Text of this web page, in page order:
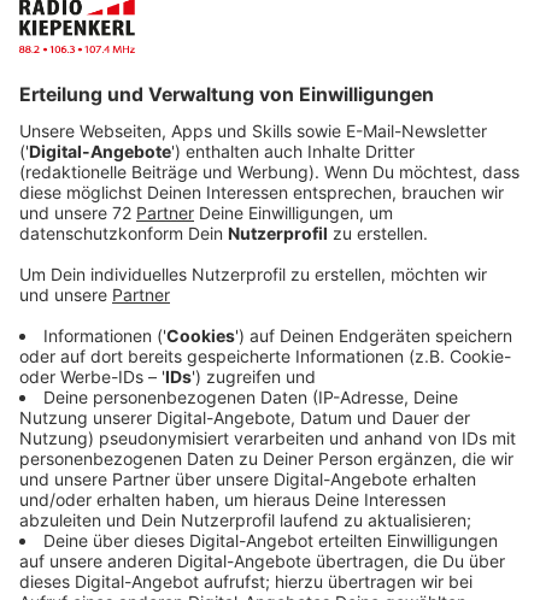
Anzeige
Die einzelnen Termine sind:
Montag, 7. Juli 2025, 8:00 – 13:00 Uhr
Projekt: Gestalte deinen Escape Room mittels Virtual
Ort: Geschwister-Scholl-Realschule, Senden
Dienstag, 8. Juli & Mittwoch, 9. Juli 2025, jeweils 8:00
– 13:00 Uhr
Ort: MINT-WERKSTATT, Kreuzweg 61, Dülmen
Projekte: